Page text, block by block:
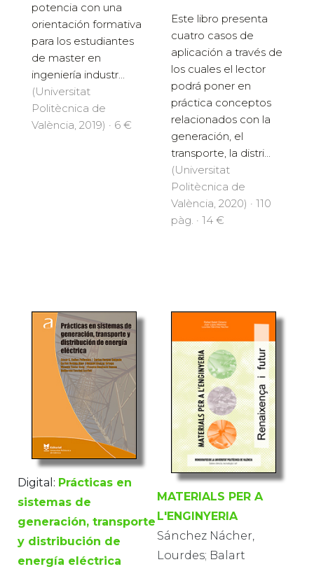
potencia con una
orientación formativa
para los estudiantes
de master en
ingeniería industr...
(Universitat
Politècnica de
València, 2019) · 6 €
Este libro presenta
cuatro casos de
aplicación a través de
los cuales el lector
podrá poner en
práctica conceptos
relacionados con la
generación, el
transporte, la distri...
(Universitat
Politècnica de
València, 2020) · 110
pàg. · 14 €
Digital: Prácticas en
sistemas de
generación, transporte
y distribución de
energía eléctrica
MATERIALS PER A
L'ENGINYERIA
Sánchez Nácher,
Lourdes; Balart